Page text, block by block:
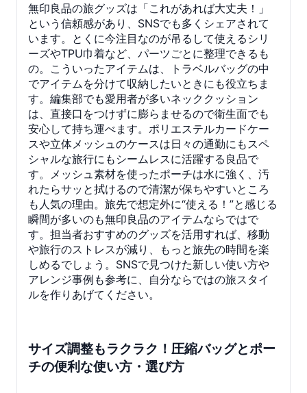
無印良品の旅グッズは「これがあれば大丈夫！」
という信頼感があり、SNSでも多くシェアされて
います。とくに今注目なのが吊るして使えるシリ
ーズやTPU巾着など、パーツごとに整理できるも
の。こういったアイテムは、トラベルバッグの中
でアイテムを分けて収納したいときにも役立ちま
す。編集部でも愛用者が多いネッククッション
は、直接口をつけずに膨らませるので衛生面でも
安心して持ち運べます。ポリエステルカードケー
スや立体メッシュのケースは日々の通勤にもスペ
シャルな旅行にもシームレスに活躍する良品で
す。メッシュ素材を使ったポーチは水に強く、汚
れたらサッと拭けるので清潔が保ちやすいところ
も人気の理由。旅先で想定外に“使える！”と感じる
瞬間が多いのも無印良品のアイテムならではで
す。担当者おすすめのグッズを活用すれば、移動
や旅行のストレスが減り、もっと旅先の時間を楽
しめるでしょう。SNSで見つけた新しい使い方や
アレンジ事例も参考に、自分ならではの旅スタイ
ルを作りあげてください。
サイズ調整もラクラク！圧縮バッグとポー
チの便利な使い方・選び方